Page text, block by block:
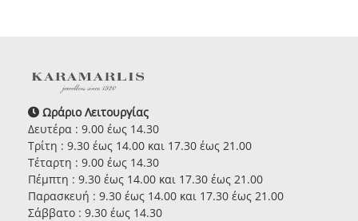
Ωράριο Λειτουργίας
Δευτέρα : 9.00 έως 14.30
Τρίτη : 9.30 έως 14.00 και 17.30 έως 21.00
Τέταρτη : 9.00 έως 14.30
Πέμπτη : 9.30 έως 14.00 και 17.30 έως 21.00
Παρασκευή : 9.30 έως 14.00 και 17.30 έως 21.00
Σάββατο : 9.30 έως 14.30